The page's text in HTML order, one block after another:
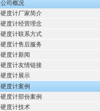
公司概况
硬度计厂家简介
硬度计经营理念
硬度计联系方式
硬度计售后服务
硬度计新闻
硬度计友情链接
硬度计展示
硬度计案例
硬度计部份案例
硬度计技术